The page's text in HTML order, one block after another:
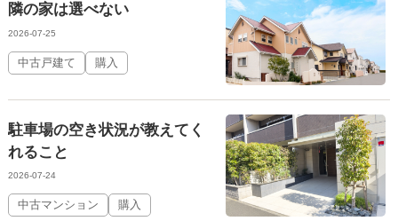
隣の家は選べない
2026-07-25
中古戸建て 購入
駐車場の空き状況が教えてく
れること
2026-07-24
中古マンション 購入